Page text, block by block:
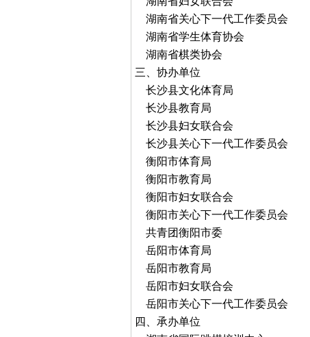
湖南省关心下一代工作委员会
湖南省学生体育协会
湖南省棋类协会
三、协办单位
长沙县文化体育局
长沙县教育局
长沙县妇女联合会
长沙县关心下一代工作委员会
衡阳市体育局
衡阳市教育局
衡阳市妇女联合会
衡阳市关心下一代工作委员会
共青团衡阳市委
岳阳市体育局
岳阳市教育局
岳阳市妇女联合会
岳阳市关心下一代工作委员会
四、承办单位